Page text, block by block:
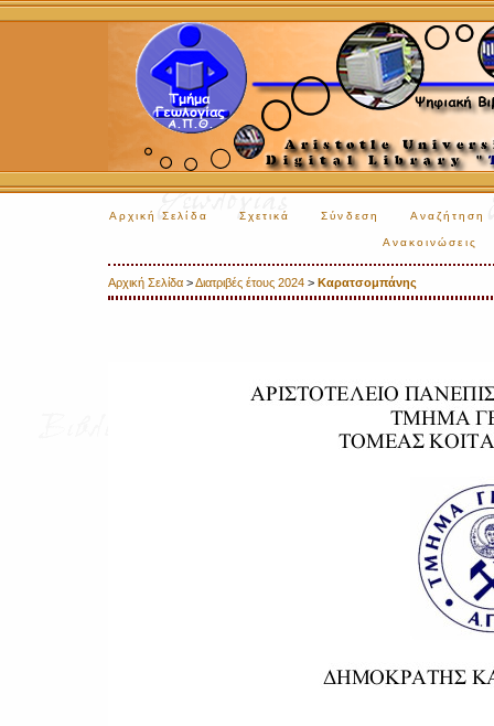
Αρχική Σελίδα Σχετικά Σύνδεση Αναζήτηση
Ανακοινώσεις
Αρχική Σελίδα >Διατριβές έτους 2024 > Καρατσομπάνης